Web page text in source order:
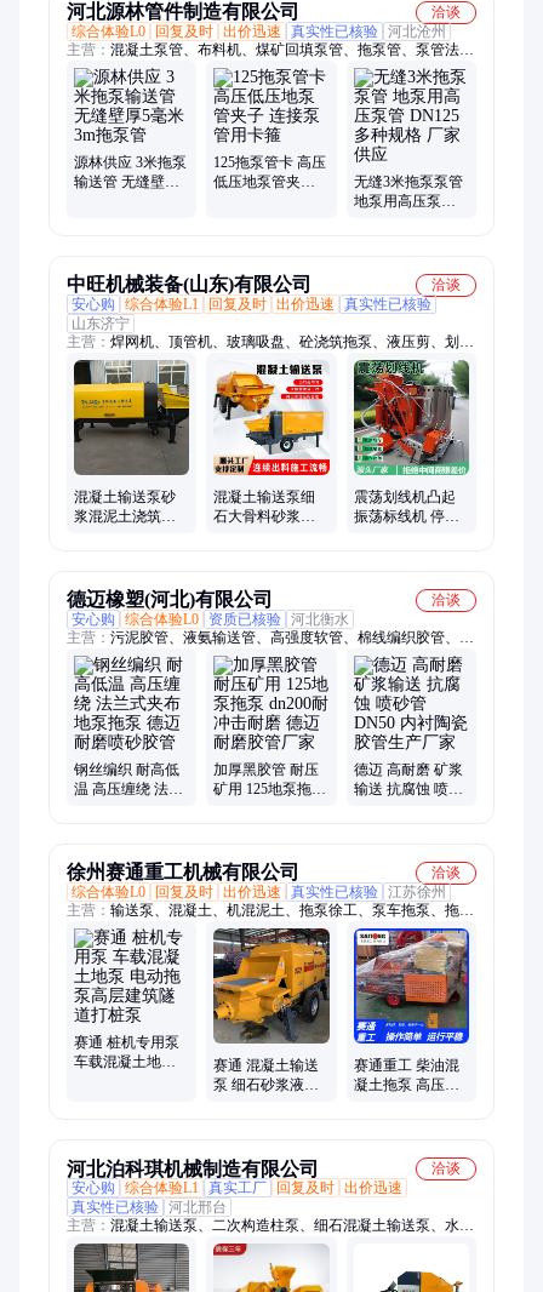
河北源林管件制造有限公司
洽谈
综合体验L0
回复及时 出价迅速 真实性已核验 河北沧州
主营： 混凝土泵管、布料机、煤矿回填泵管、拖泵管、泵管法
兰、泵管管卡、车载泵管、布料机轴承、弯管轴承、地泵管、细
石泵管、砂浆泵管、泵车耐磨臂架管、泵车软管胶管、地泵弯
管、地泵管卡、泵管胶圈、手动布料机、布料机配件、布料机泵
管、泵车弯管弯头
源林供应 3米拖泵
输送管 无缝壁厚5
125拖泵管卡 高压
低压地泵管夹子
无缝3米拖泵泵管
地泵用高压泵管
中旺机械装备(山东)有限公司
洽谈
安心购
综合体验L1 回复及时 出价迅速
真实性已核验
山东济宁
主营： 焊网机、顶管机、玻璃吸盘、砼浇筑拖泵、液压剪、划线
机、劈裂机、相贯线切割机、制氮机、劈裂棒、破桩机、喷砂
机、蒸汽养护机、电动叉车、破碎锤、生物质燃烧机、螺旋钻
机、打桩机、板换夹紧器、激光除锈机、柴油泵车、开沟机、压
链机
混凝土输送泵砂
浆混泥土浇筑地
混凝土输送泵细
石大骨料砂浆上
震荡划线机凸起
振荡标线机 停车
德迈橡塑(河北)有限公司
洽谈
安心购
综合体验L0 资质已核验 河北衡水
主营： 污泥胶管、液氨输送管、高强度软管、棉线编织胶管、耐
压氨气胶管、耐负压耐磨胶管、石油液化气胶管
钢丝编织 耐高低
温 高压缠绕 法兰
加厚黑胶管 耐压
矿用 125地泵拖泵
德迈 高耐磨 矿浆
输送 抗腐蚀 喷砂
徐州赛通重工机械有限公司
洽谈
综合体验L0
回复及时 出价迅速 真实性已核验 江苏徐州
主营： 输送泵、混凝土、机混泥土、拖泵徐工、泵车拖泵、拖泵
细石、拖泵电机、拖泵柴油、拖泵地泵、赛通重工、砂浆地泵、
车混泥土、地泵车拖、徐工泵车、细石地泵、二次结构、机矿用
防爆、机械柴油机、矿用泵泵车、混凝土泵、细石泵、混凝土输
送泵
赛通 桩机专用泵
车载混凝土地泵
赛通 混凝土输送
泵 细石砂浆液压
赛通重工 柴油混
凝土拖泵 高压水
河北泊科琪机械制造有限公司
洽谈
安心购
综合体验L1 真实工厂 回复及时 出价迅速
真实性已核验 河北邢台
主营： 混凝土输送泵、二次构造柱泵、细石混凝土输送泵、水泥
砂浆拖泵、砂浆混凝土输送鞥、大骨料混凝土输送泵、小型混凝
土输送泵